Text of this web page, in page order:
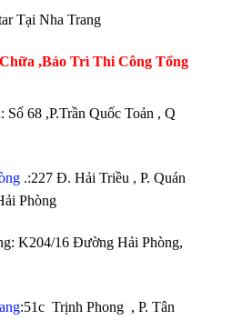
Tại Nha Trang
,Bảo Trì Thi Công Tổng
: Số 68 ,P.Trần Quốc Toản , Q
.:227 Đ. Hải Triều , P. Quán
Phòng
K204/16 Đường Hải Phòng,
:51c Trịnh Phong , P. Tân